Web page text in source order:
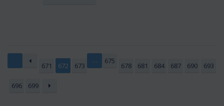
671 672 673
… 675
678 681 684 687 690 693
696 699